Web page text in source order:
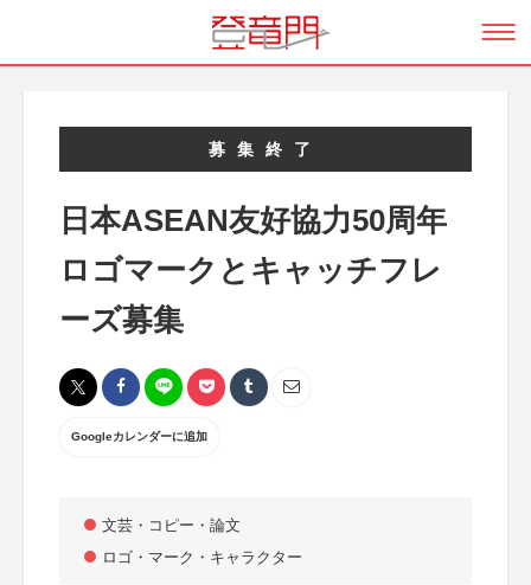
募集終了
日本ASEAN友好協力50周年
ロゴマークとキャッチフレ
ーズ募集
Googleカレンダーに追加
文芸・コピー・論文
ロゴ・マーク・キャラクター